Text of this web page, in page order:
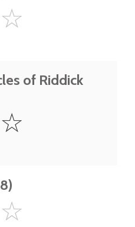
☆
of Riddick
☆
☆